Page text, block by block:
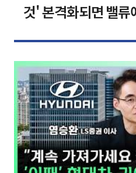
것' 본격화되면 밸